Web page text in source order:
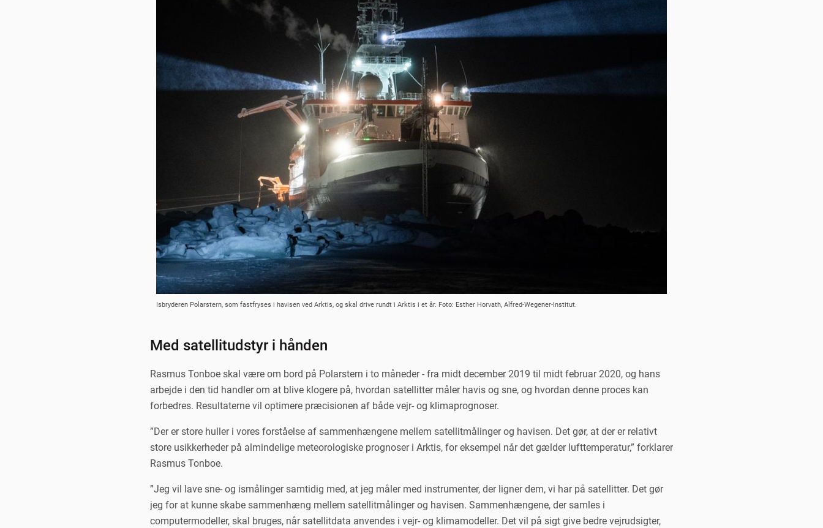
Isbryderen Polarstern, som fastfryses i havisen ved Arktis, og skal drive rundt i Arktis i et år. Foto: Esther Horvath, Alfred-Wegener-Institut.
Med satellitudstyr i hånden
Rasmus Tonboe skal være om bord på Polarstern i to måneder - fra midt december 2019 til midt februar 2020, og hans
arbejde i den tid handler om at blive klogere på, hvordan satellitter måler havis og sne, og hvordan denne proces kan
forbedres. Resultaterne vil optimere præcisionen af både vejr- og klimaprognoser.
”Der er store huller i vores forståelse af sammenhængene mellem satellitmålinger og havisen. Det gør, at der er relativt
store usikkerheder på almindelige meteorologiske prognoser i Arktis, for eksempel når det gælder lufttemperatur,” forklarer
Rasmus Tonboe.
”Jeg vil lave sne- og ismålinger samtidig med, at jeg måler med instrumenter, der ligner dem, vi har på satellitter. Det gør
jeg for at kunne skabe sammenhæng mellem satellitmålinger og havisen. Sammenhængene, der samles i
computermodeller, skal bruges, når satellitdata anvendes i vejr- og klimamodeller. Det vil på sigt give bedre vejrudsigter,